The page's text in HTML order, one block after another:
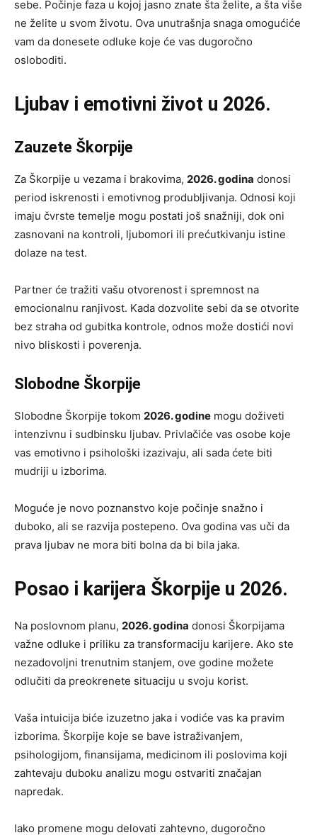
sebe. Počinje faza u kojoj jasno znate šta želite, a šta više
ne želite u svom životu. Ova unutrašnja snaga omogućiće
vam da donesete odluke koje će vas dugoročno
osloboditi.
Ljubav i emotivni život u 2026.
Zauzete Škorpije
Za Škorpije u vezama i brakovima, 2026. godina donosi
period iskrenosti i emotivnog produbljivanja. Odnosi koji
imaju čvrste temelje mogu postati još snažniji, dok oni
zasnovani na kontroli, ljubomori ili prećutkivanju istine
dolaze na test.
Partner će tražiti vašu otvorenost i spremnost na
emocionalnu ranjivost. Kada dozvolite sebi da se otvorite
bez straha od gubitka kontrole, odnos može dostići novi
nivo bliskosti i poverenja.
Slobodne Škorpije
Slobodne Škorpije tokom 2026. godine mogu doživeti
intenzivnu i sudbinsku ljubav. Privlačiće vas osobe koje
vas emotivno i psihološki izazivaju, ali sada ćete biti
mudriji u izborima.
Moguće je novo poznanstvo koje počinje snažno i
duboko, ali se razvija postepeno. Ova godina vas uči da
prava ljubav ne mora biti bolna da bi bila jaka.
Posao i karijera Škorpije u 2026.
Na poslovnom planu, 2026. godina donosi Škorpijama
važne odluke i priliku za transformaciju karijere. Ako ste
nezadovoljni trenutnim stanjem, ove godine možete
odlučiti da preokrenete situaciju u svoju korist.
Vaša intuicija biće izuzetno jaka i vodiće vas ka pravim
izborima. Škorpije koje se bave istraživanjem,
psihologijom, finansijama, medicinom ili poslovima koji
zahtevaju duboku analizu mogu ostvariti značajan
napredak.
Iako promene mogu delovati zahtevno, dugoročno